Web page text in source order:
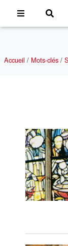
Accueil / Mots-clés /